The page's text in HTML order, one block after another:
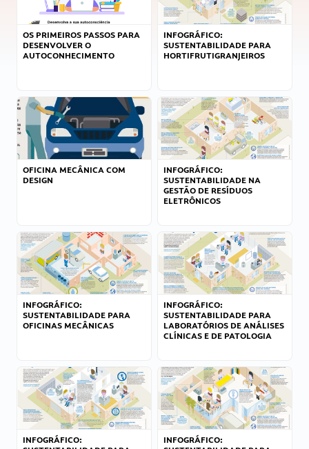
OS PRIMEIROS PASSOS PARA
DESENVOLVER O
AUTOCONHECIMENTO
INFOGRÁFICO:
SUSTENTABILIDADE PARA
HORTIFRUTIGRANJEIROS
OFICINA MECÂNICA COM
DESIGN
INFOGRÁFICO:
SUSTENTABILIDADE NA
GESTÃO DE RESÍDUOS
ELETRÔNICOS
INFOGRÁFICO:
SUSTENTABILIDADE PARA
OFICINAS MECÂNICAS
INFOGRÁFICO:
SUSTENTABILIDADE PARA
LABORATÓRIOS DE ANÁLISES
CLÍNICAS E DE PATOLOGIA
INFOGRÁFICO:
INFOGRÁFICO: